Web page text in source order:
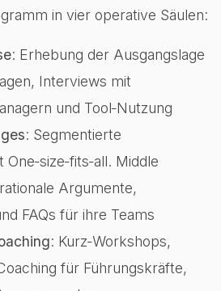
in vier operative Säulen:
: Erhebung der Ausgangslage
Interviews mit
und Tool‑Nutzung
: Segmentierte
Middle
Argumente,
FAQs für ihre Teams
: Kurz‑Workshops,
für Führungskräfte,